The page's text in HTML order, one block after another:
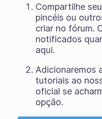
Compartilhe
pincéis ou
criar no fórum.
notificados
aqui.
Adicionaremos
tutoriais ao
oficial se
opção.